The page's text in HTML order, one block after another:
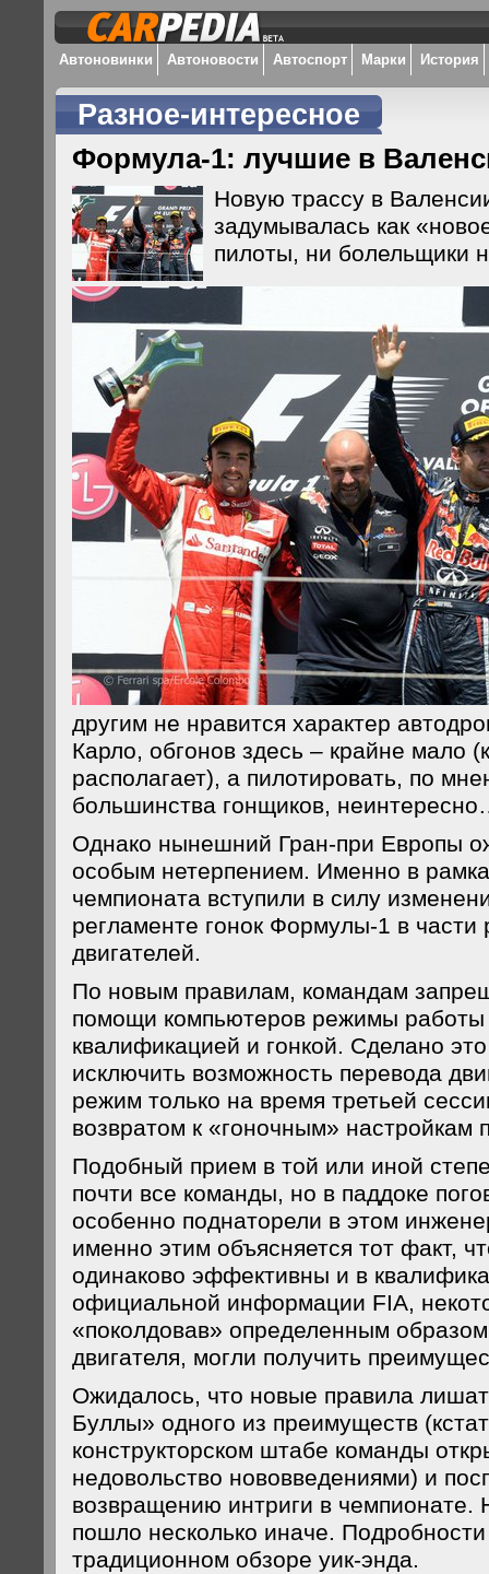
Автоновинки Автоновости Автоспорт Марки История
Разное-интересное
Формула-1: лучшие в
Новую трассу в
задумывалась как
пилоты, ни болельщики
другим не нравится характер
Карло, обгонов здесь – крайне мало
располагает), а пилотировать, по
большинства гонщиков,
Однако нынешний Гран-при Европы
особым нетерпением. Именно в
чемпионата вступили в силу
регламенте гонок Формулы-1 в части
двигателей.
По новым правилам, командам
помощи компьютеров режимы
квалификацией и гонкой. Сделано
исключить возможность перевода
режим только на время третьей
возвратом к «гоночным» настройкам
Подобный прием в той или иной
почти все команды, но в паддоке
особенно поднаторели в этом
именно этим объясняется тот факт,
одинаково эффективны и в
официальной информации FIA,
«поколдовав» определенным
двигателя, могли получить
Ожидалось, что новые правила
Буллы» одного из преимуществ
конструкторском штабе команды
недовольство нововведениями) и
возвращению интриги в чемпионате.
пошло несколько иначе.
традиционном обзоре уик-энда.